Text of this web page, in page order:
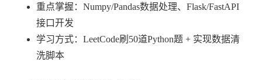
重点掌握：Numpy/Pandas数据处理、Flask/FastAPI
接口开发
学习方式：LeetCode刷50道Python题 + 实现数据清
洗脚本